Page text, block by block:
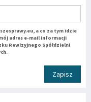
a co za tym idzie
adres e-mail informacji
Rewizyjnego Spółdzielni
Zapisz